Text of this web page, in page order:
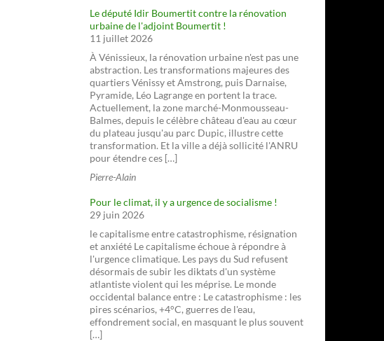
Le député Idir Boumertit contre la rénovation
urbaine de l'adjoint Boumertit !
11 juillet 2026
À Vénissieux, la rénovation urbaine n'est pas une
abstraction. Les transformations majeures des
quartiers Vénissy et Amstrong, puis Darnaise,
Pyramide, Léo Lagrange en portent la trace.
Actuellement, la zone marché-Monmousseau-
Balmes, depuis le célèbre château d'eau au cœur
du plateau jusqu'au parc Dupic, illustre cette
transformation. Et la ville a déjà sollicité l'ANRU
pour étendre ces […]
Pierre-Alain
Pour le climat, il y a urgence de socialisme !
29 juin 2026
le capitalisme entre catastrophisme, résignation
et anxiété Le capitalisme échoue à répondre à
l'urgence climatique. Les pays du Sud refusent
désormais de subir les diktats d'un système
atlantiste violent qui les méprise. Le monde
occidental balance entre : Le catastrophisme : les
pires scénarios, +4°C, guerres de l'eau,
effondrement social, en masquant le plus souvent
[…]